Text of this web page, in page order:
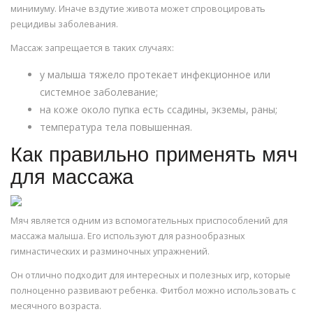
минимуму. Иначе вздутие живота может спровоцировать
рецидивы заболевания.
Массаж запрещается в таких случаях:
у малыша тяжело протекает инфекционное или
системное заболевание;
на коже около пупка есть ссадины, экземы, раны;
температура тела повышенная.
Как правильно применять мяч
для массажа
Мяч является одним из вспомогательных приспособлений для
массажа малыша. Его используют для разнообразных
гимнастических и разминочных упражнений.
Он отлично подходит для интересных и полезных игр, которые
полноценно развивают ребенка. Фитбол можно использовать с
месячного возраста.